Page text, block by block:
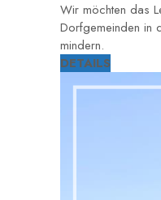
Wir möchten das
Dorfgemeinden in
mindern.
DETAILS